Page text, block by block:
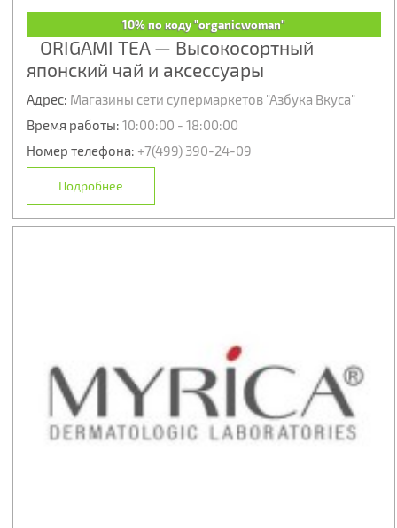
10% по коду "organicwoman"
ORIGAMI TEA — Высокосортный
японский чай и аксессуары
Адрес: Магазины сети супермаркетов "Азбука Вкуса"
Время работы: 10:00:00 - 18:00:00
Номер телефона: +7(499) 390-24-09
Подробнее